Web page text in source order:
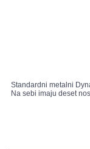
Standardni metalni
Na sebi imaju deset